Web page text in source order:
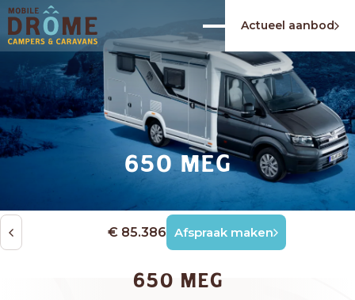
Actueel aanbod
650 MEG
€ 85.386 Afspraak maken
650 MEG